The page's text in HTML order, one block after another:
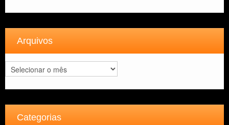
Arquivos
Arquivos
Categorias